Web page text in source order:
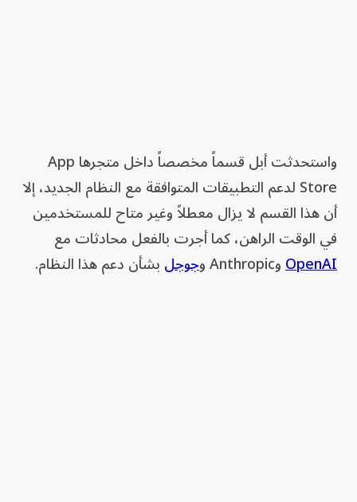
واستحدثت أبل قسماً مخصصاً داخل متجرها App
Store لدعم التطبيقات المتوافقة مع النظام الجديد، إلا
أن هذا القسم لا يزال معطلاً وغير متاح للمستخدمين
في الوقت الراهن، كما أجرت بالفعل محادثات مع
OpenAIوAnthropic و جوجلبشأن دعم هذا النظام.